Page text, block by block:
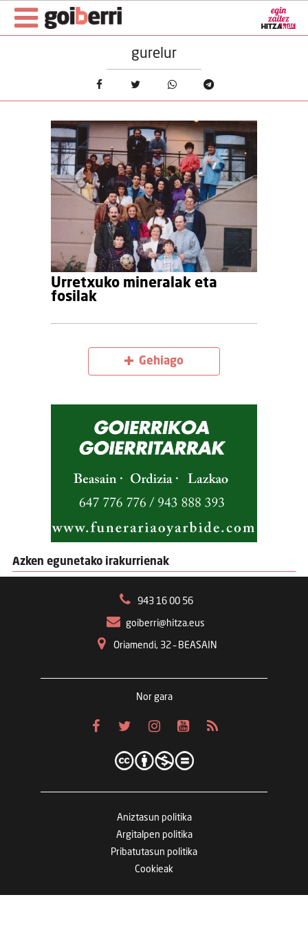
gurelur
Urretxuko mineralak eta
fosilak
Gehiago
Azken egunetako irakurrienak
943 16 00 56
goiberri@hitza.eus
Oriamendi, 32 – BEASAIN
Nor gara
Aniztasun politika
Argitalpen politika
Pribatutasun politika
Cookieak